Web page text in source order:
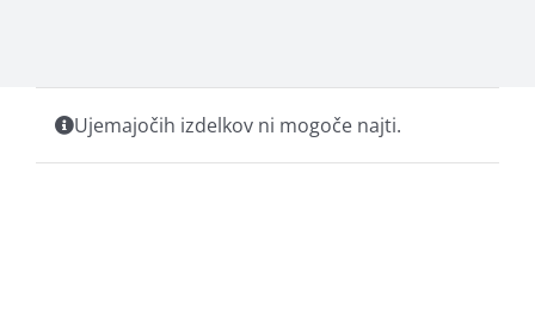
Ujemajočih izdelkov ni mogoče najti.